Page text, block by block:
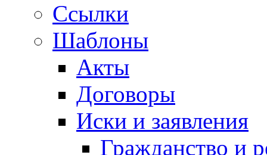
Ссылки
Шаблоны
Акты
Договоры
Иски и заявления
Гражданство и